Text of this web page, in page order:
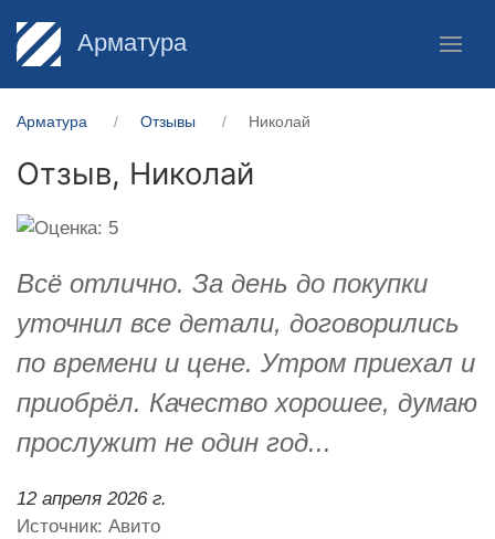
Арматура
Арматура Отзывы Николай
Отзыв, Николай
Всё отлично. За день до покупки
уточнил все детали, договорились
по времени и цене. Утром приехал и
приобрёл. Качество хорошее, думаю
прослужит не один год...
12 апреля 2026 г.
Источник: Авито